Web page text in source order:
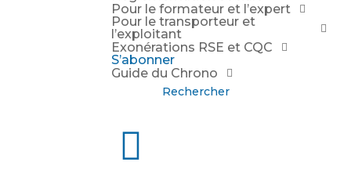
Pour le formateur et l’expert
Pour le transporteur et
l’exploitant
Exonérations RSE et CQC
S’abonner
Guide du Chrono
Rechercher